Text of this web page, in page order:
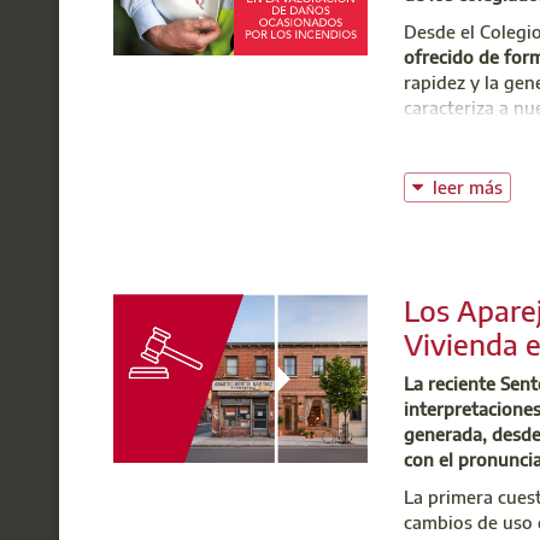
Desde el
ofrecido de
rapidez y la
caracteriza a
inscritospara
Gracias por
¡Gracias!
t: 91
@:
leer más
Los
Vivienda
La reciente
generada,
con el
La primera
cambios de